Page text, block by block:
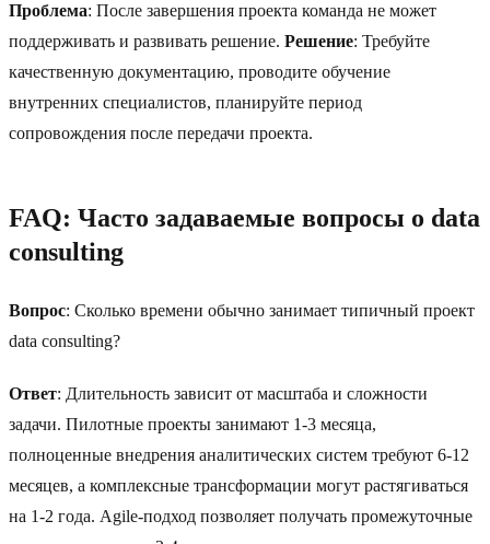
Проблема: После завершения проекта команда не может
поддерживать и развивать решение. Решение: Требуйте
качественную документацию, проводите обучение
внутренних специалистов, планируйте период
сопровождения после передачи проекта.
FAQ: Часто задаваемые вопросы о data
consulting
Вопрос: Сколько времени обычно занимает типичный проект
data consulting?
Ответ: Длительность зависит от масштаба и сложности
задачи. Пилотные проекты занимают 1-3 месяца,
полноценные внедрения аналитических систем требуют 6-12
месяцев, а комплексные трансформации могут растягиваться
на 1-2 года. Agile-подход позволяет получать промежуточные